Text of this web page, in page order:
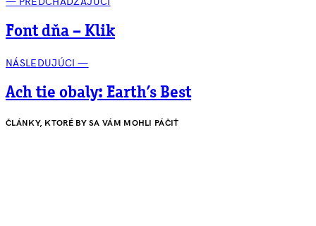
Font dňa – Klik
NÁSLEDUJÚCI —
Ach tie obaly: Earth’s Best
ČLÁNKY, KTORÉ BY SA VÁM MOHLI PÁČIŤ